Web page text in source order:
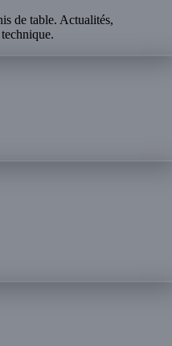
de table. Actualités,